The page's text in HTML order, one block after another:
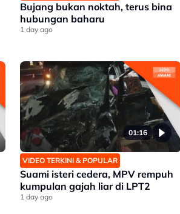
Bujang bukan noktah, terus bina
hubungan baharu
1 day ago
01:16
VIDEO TERKINI & POPULAR
Suami isteri cedera, MPV rempuh
kumpulan gajah liar di LPT2
1 day ago